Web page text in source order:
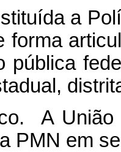
a
forma
pública
A União
PMN em